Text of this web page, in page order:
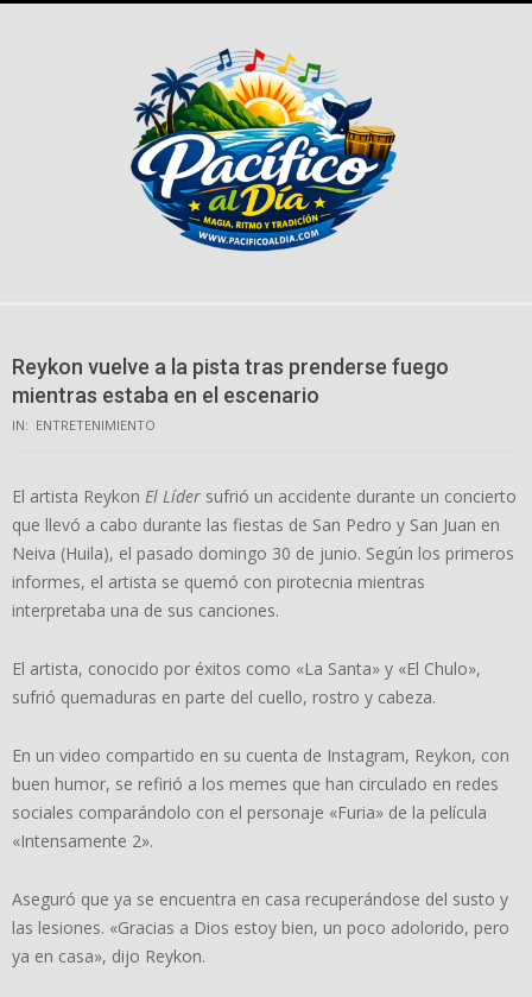
Reykon vuelve a la pista tras prenderse fuego
mientras estaba en el escenario
IN: ENTRETENIMIENTO
El artista Reykon El Líder sufrió un accidente durante un concierto
que llevó a cabo durante las fiestas de San Pedro y San Juan en
Neiva (Huila), el pasado domingo 30 de junio. Según los primeros
informes, el artista se quemó con pirotecnia mientras
interpretaba una de sus canciones.
El artista, conocido por éxitos como «La Santa» y «El Chulo»,
sufrió quemaduras en parte del cuello, rostro y cabeza.
En un video compartido en su cuenta de Instagram, Reykon, con
buen humor, se refirió a los memes que han circulado en redes
sociales comparándolo con el personaje «Furia» de la película
«Intensamente 2».
Aseguró que ya se encuentra en casa recuperándose del susto y
las lesiones. «Gracias a Dios estoy bien, un poco adolorido, pero
ya en casa», dijo Reykon.